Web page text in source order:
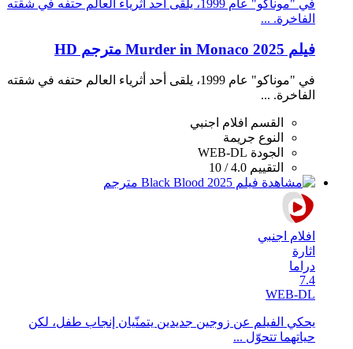
في "موناكو" عام 1999، يلقى أحد أثرياء العالم حتفه في شقته
الفاخرة. ...
فيلم Murder in Monaco 2025 مترجم HD
في "موناكو" عام 1999، يلقى أحد أثرياء العالم حتفه في شقته
الفاخرة. ...
القسم افلام اجنبي
النوع جريمة
الجودة WEB-DL
التقييم 4.0 / 10
افلام اجنبي
اثارة
دراما
7.4
WEB-DL
يحكي الفيلم عن زوجين جديدين يتمنّيان إنجاب طفل، لكن
حياتهما تتحوّل ...